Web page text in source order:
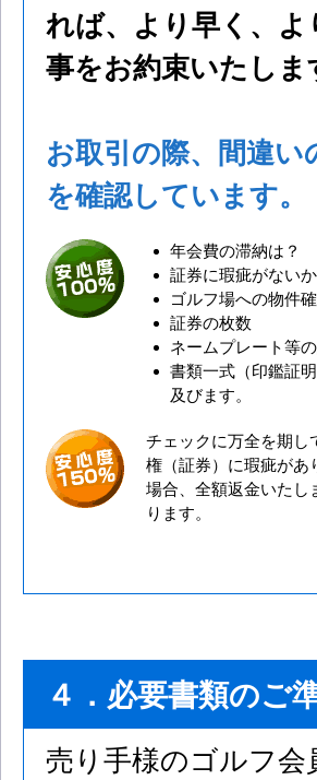
れば、より早く、
事をお約束いたしま
お取引の際、間違
を確認しています。
年会費の滞納は？
証券に瑕疵がないか
ゴルフ場への物件
証券の枚数
ネームプレート等
書類一式（印鑑証
及びます。
チェックに万全を期し
権（証券）に瑕疵があ
場合、全額返金いたし
ります。
４．必要書類のご
売り手様のゴルフ会